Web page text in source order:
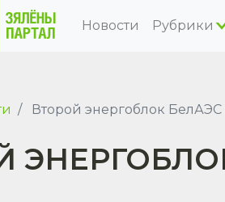
Новости Рубрики
Второй энергоблок